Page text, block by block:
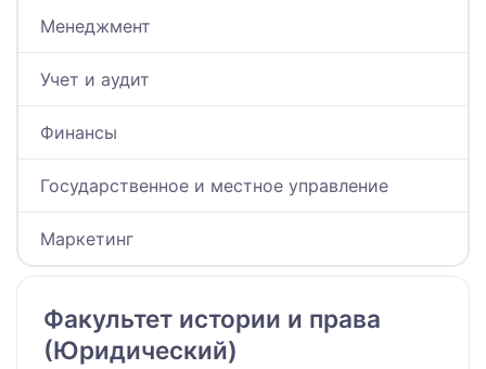
Менеджмент
Учет и аудит
Финансы
Государственное и местное управление
Маркетинг
Факультет истории и права
(Юридический)